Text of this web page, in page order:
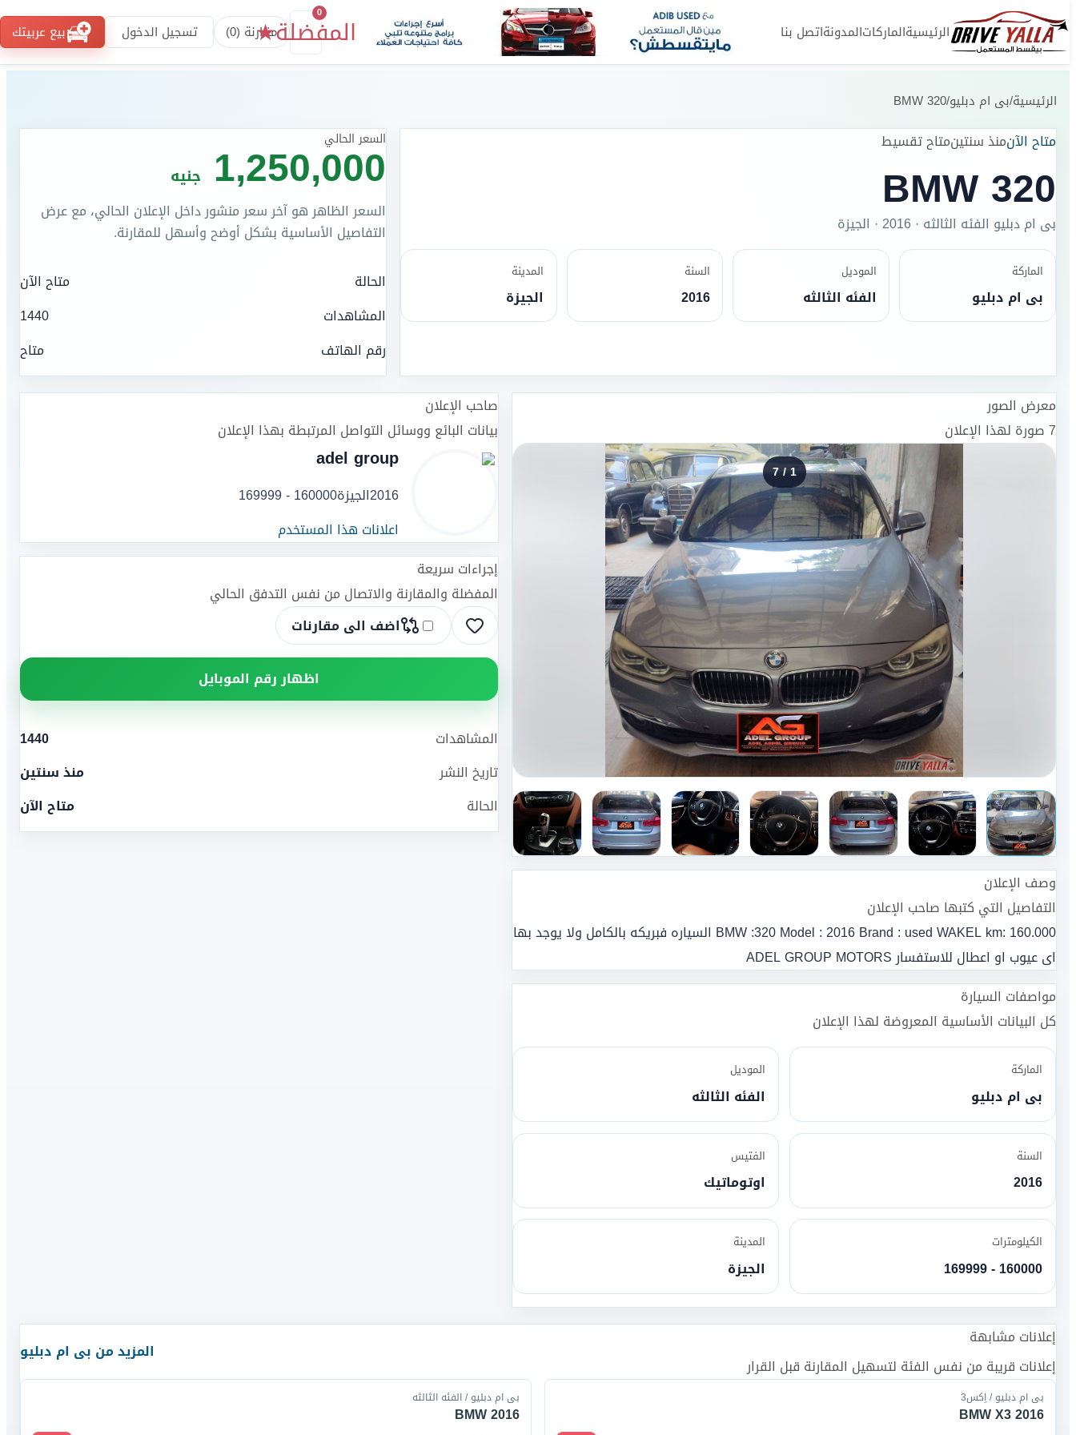
الرئيسيةالماركاتالمدونةاتصل بنا المفضلة
0
★
مقارنة (0
) تسجيل الدخول بيع عربيتك
الرئيسية/بى ام دبليو/
BMW 320
متاح الآنمنذ سنتينمتاح تقسيط
BMW 320
بى ام دبليو الفئه الثالثه ·
2016
· الجيزة
الماركة
بى ام دبليو
الموديل
الفئه الثالثه
السنة
2016
المدينة
الجيزة
السعر الحالي
1,250,000 جنيه
السعر الظاهر هو آخر سعر منشور داخل الإعلان الحالي، مع عرض
التفاصيل الأساسية بشكل أوضح وأسهل للمقارنة.
الحالة
متاح الآن
المشاهدات
1440
رقم الهاتف
متاح
معرض الصور
7صورة لهذا الإعلان
1
/
7
وصف الإعلان
التفاصيل التي كتبها صاحب الإعلان
BMW :320 Model : 2016 Brand : used WAKEL km: 160.000 السياره فبريكه بالكامل ولا يوجد بها
اى عيوب او اعطال للاستفسار ADEL GROUP MOTORS
مواصفات السيارة
كل البيانات الأساسية المعروضة لهذا الإعلان
الماركة
بى ام دبليو
الموديل
الفئه الثالثه
السنة
2016
الفتيس
اوتوماتيك
الكيلومترات
160000 - 169999
المدينة
الجيزة
صاحب الإعلان
بيانات البائع ووسائل التواصل المرتبطة بهذا الإعلان
adel group
2016الجيزة160000 - 169999
اعلانات هذا المستخدم
إجراءات سريعة
المفضلة والمقارنة والاتصال من نفس التدفق الحالي
اضف الى مقارنات
اظهار رقم الموبايل
المشاهدات
1440
تاريخ النشر
منذ سنتين
الحالة
متاح الآن
إعلانات مشابهة
إعلانات قريبة من نفس الفئة لتسهيل المقارنة قبل القرار
المزيد من بى ام دبليو
بى ام دبليو / اِكس3
BMW X3 2016
قارن
بى ام دبليو / الفئه الثالثه
BMW 2016